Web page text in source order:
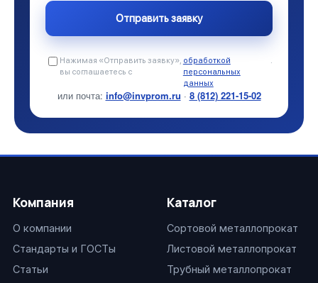
Нажимая «Отправить заявку»,
вы соглашаетесь с
обработкой
персональных
данных
.
или почта: info@invprom.ru · 8 (812) 221-15-02
Компания
О компании
Стандарты и ГОСТы
Статьи
Каталог
Сортовой металлопрокат
Листовой металлопрокат
Трубный металлопрокат